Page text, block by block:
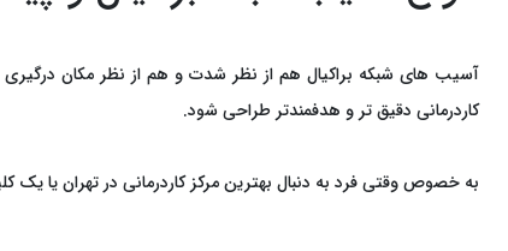
آسیب ‌های شبکه براکیال هم از نظر شدت و هم از نظر مکان
کاردرمانی دقیق ‌تر و هدفمندتر طراحی شود.
به‌ خصوص وقتی فرد به دنبال بهترین مرکز کاردرمانی در تهران یا